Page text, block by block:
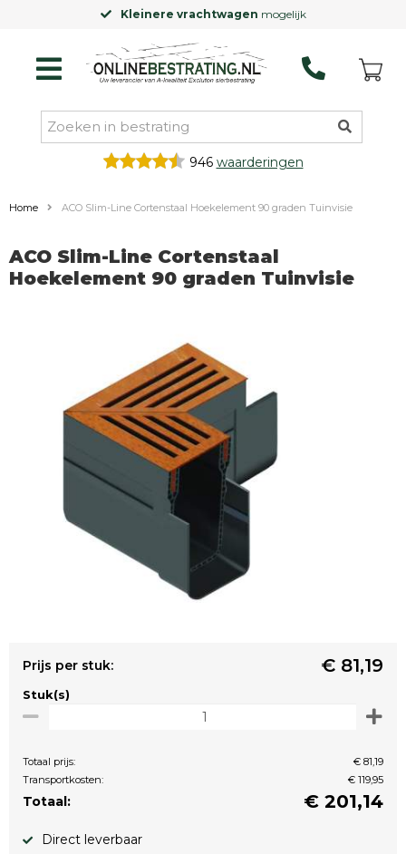
Kleinere vrachtwagen mogelijk
946 waarderingen
Home ACO Slim-Line Cortenstaal Hoekelement 90 graden Tuinvisie
ACO Slim-Line Cortenstaal
Hoekelement 90 graden Tuinvisie
Prijs per stuk: € 81,19
Stuk(s)
Totaal prijs:
€ 81,19
Transportkosten:
€ 119,95
Totaal: € 201,14
Direct leverbaar